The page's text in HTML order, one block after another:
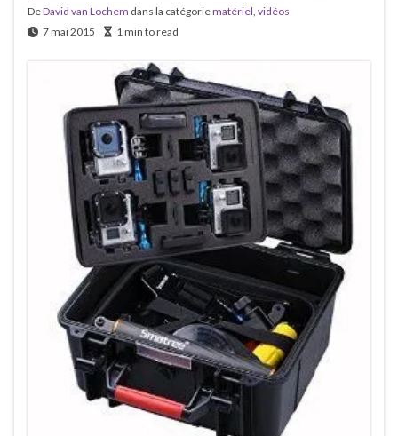
DeDavid van Lochem dans la catégoriematériel vidéos
7 mai 2015
1 min to read